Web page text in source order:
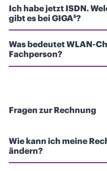
Ich habe jetzt ISDN.
gibt es bei GIGA⁵?
Was bedeutet WLAN-
Fachperson?
Fragen zur Rechnung
Wie kann ich meine
ändern?